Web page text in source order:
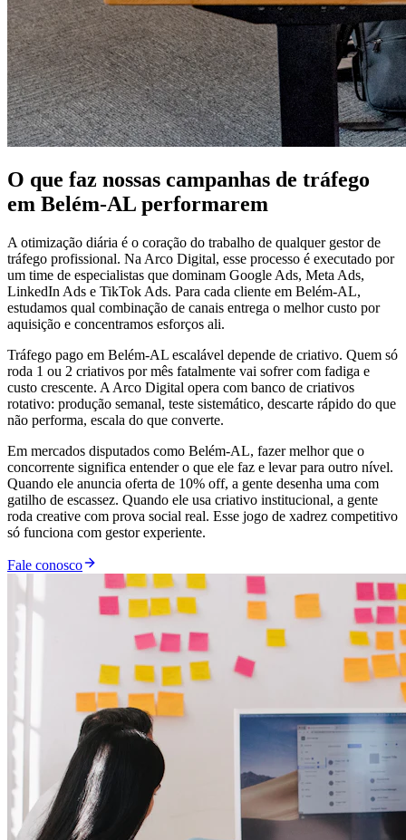
O que faz nossas campanhas de tráfego
em Belém-AL performarem
A otimização diária é o coração do trabalho de qualquer gestor de
tráfego profissional. Na Arco Digital, esse processo é executado por
um time de especialistas que dominam Google Ads, Meta Ads,
LinkedIn Ads e TikTok Ads. Para cada cliente em Belém-AL,
estudamos qual combinação de canais entrega o melhor custo por
aquisição e concentramos esforços ali.
Tráfego pago em Belém-AL escalável depende de criativo. Quem só
roda 1 ou 2 criativos por mês fatalmente vai sofrer com fadiga e
custo crescente. A Arco Digital opera com banco de criativos
rotativo: produção semanal, teste sistemático, descarte rápido do que
não performa, escala do que converte.
Em mercados disputados como Belém-AL, fazer melhor que o
concorrente significa entender o que ele faz e levar para outro nível.
Quando ele anuncia oferta de 10% off, a gente desenha uma com
gatilho de escassez. Quando ele usa criativo institucional, a gente
roda creative com prova social real. Esse jogo de xadrez competitivo
só funciona com gestor experiente.
Fale conosco